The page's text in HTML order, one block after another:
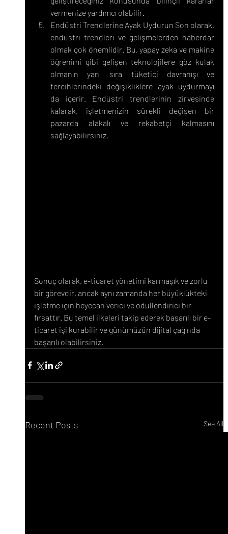
vermenize yardımcı olabilir.
Endüstri Trendlerine Ayak Uydurun Son olarak,
endüstri trendleri ve gelişmelerden haberdar
olmak çok önemlidir. Bu, yapay zeka ve makine
öğrenimi gibi gelişen teknolojilere göz kulak
olmanın yanı sıra tüketici davranışı ve
tercihlerindeki değişikliklere ayak uydurmayı
da içerir. Endüstri trendlerinin zirvesinde
kalarak, işletmenizin sürekli değişen bir
pazarda alakalı ve rekabetçi kalmasını
sağlayabilirsiniz.
Sonuç olarak, e-ticaret yönetimi karmaşık ve zorlu
bir görevdir, ancak aynı zamanda her büyüklükteki
işletme için heyecan verici ve ödüllendirici bir
fırsattır. Bu temel ilkeleri takip ederek başarılı bir e-
ticaret işi kurabilir ve günümüzün dijital çağında
başarılı olabilirsiniz.
Recent Posts See All